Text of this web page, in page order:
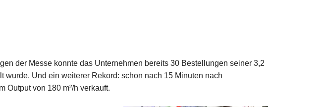
der Messe konnte das Unternehmen bereits 30 Bestellungen seiner 3,2
Und ein weiterer Rekord: schon nach 15 Minuten nach
Output von 180 m²/h verkauft.